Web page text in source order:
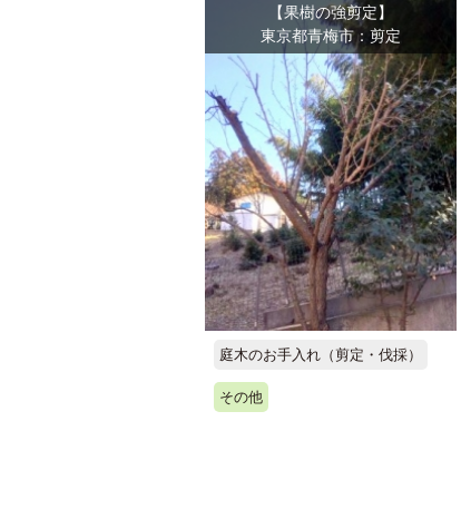
【果樹の強剪定】
東京都青梅市：剪定
庭木のお手入れ（剪定・伐採）
その他